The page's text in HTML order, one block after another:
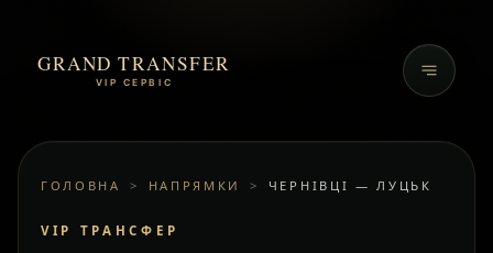
GRAND TRANSFER
VIP СЕРВІС
ГОЛОВНА > НАПРЯМКИ > ЧЕРНІВЦІ — ЛУЦЬК
VIP ТРАНСФЕР